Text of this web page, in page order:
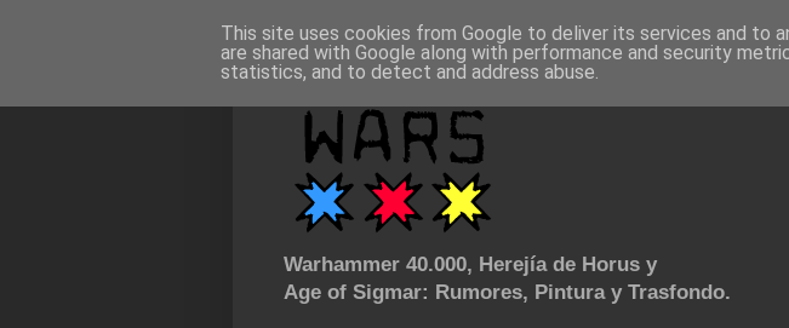
Warhammer 40.000, Herejía de Horus y
Age of Sigmar: Rumores, Pintura y Trasfondo.
This site uses cookies from Google to deliver its services and to
are shared with Google along with performance and security
statistics, and to detect and address abuse.